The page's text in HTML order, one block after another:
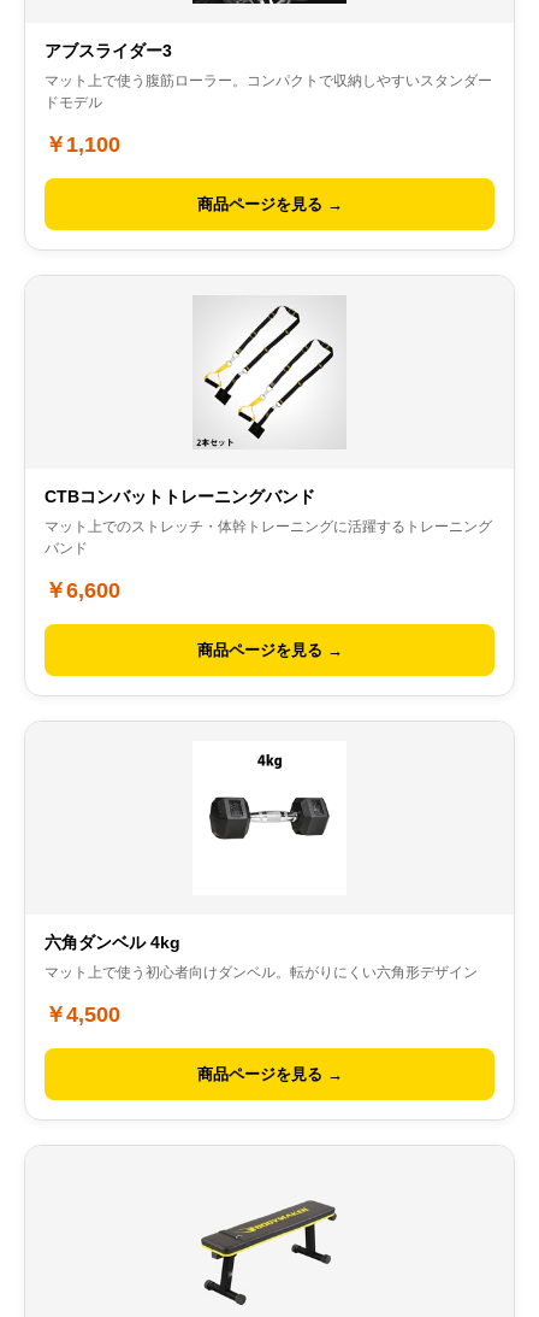
アブスライダー3
マット上で使う腹筋ローラー。コンパクトで収納しやすいスタンダー
ドモデル
￥1,100
商品ページを見る →
CTBコンバットトレーニングバンド
マット上でのストレッチ・体幹トレーニングに活躍するトレーニング
バンド
￥6,600
商品ページを見る →
六角ダンベル 4kg
マット上で使う初心者向けダンベル。転がりにくい六角形デザイン
￥4,500
商品ページを見る →